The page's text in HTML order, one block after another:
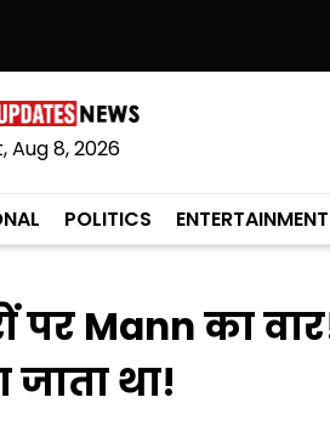
भाजपा से समझौता करने की कोशिश कर रही
Aug 8, 2026
POLITICS ENTERTAINMENT
Mann का
जाता था!